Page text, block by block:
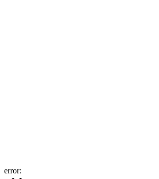
error: